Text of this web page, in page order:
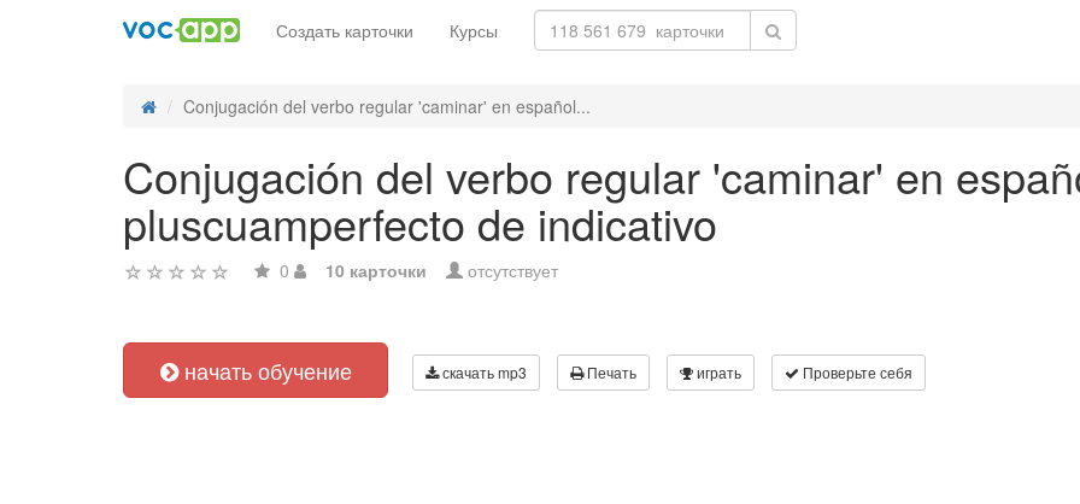
Создать карточки Курсы
Conjugación del verbo regular 'caminar' en español...
Conjugación del verbo regular 'caminar' en
pluscuamperfecto de indicativo
0 10 карточки отсутствует
начать обучение скачать mp3 Печать играть Проверьте себя